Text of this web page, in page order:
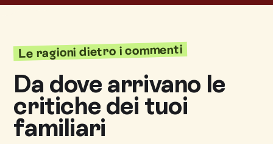
Le ragioni dietro i commenti
Da dove arrivano le
critiche dei tuoi
familiari